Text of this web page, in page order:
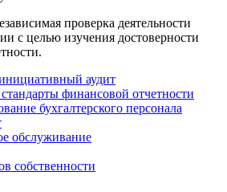
проверка деятельности
с целью изучения достоверности
аудит
финансовой отчетности
бухгалтерского персонала
обслуживание
собственности